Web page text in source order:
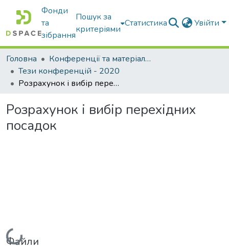
Фонди
та
зібрання
Пошук за
критеріями
Статистика Увійти
Головна
Конференції та матеріали конференцій
Тези конференцій - 2020
Розрахунок і вибір перехідних посадок
Розрахунок і вибір перехідних
посадок
Вантажиться...
Файли